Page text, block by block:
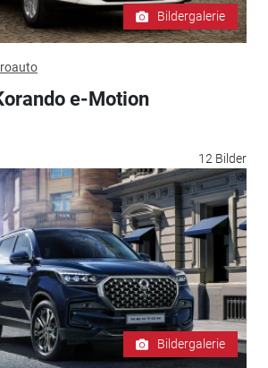
Bildergalerie
e-Motion
12 Bilder
Bildergalerie